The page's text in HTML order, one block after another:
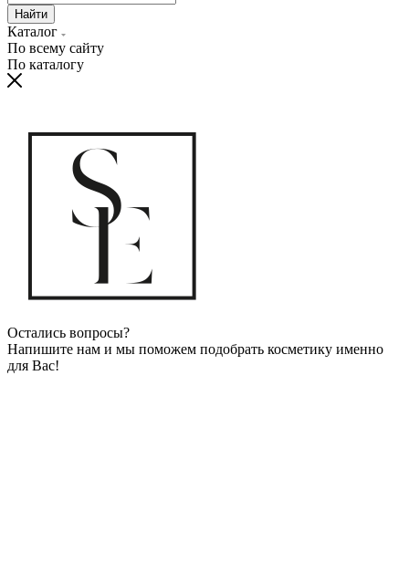
Найти
Каталог
По всему сайту
По каталогу
Остались вопросы?
Напишите нам и мы поможем подобрать косметику именно
для Вас!